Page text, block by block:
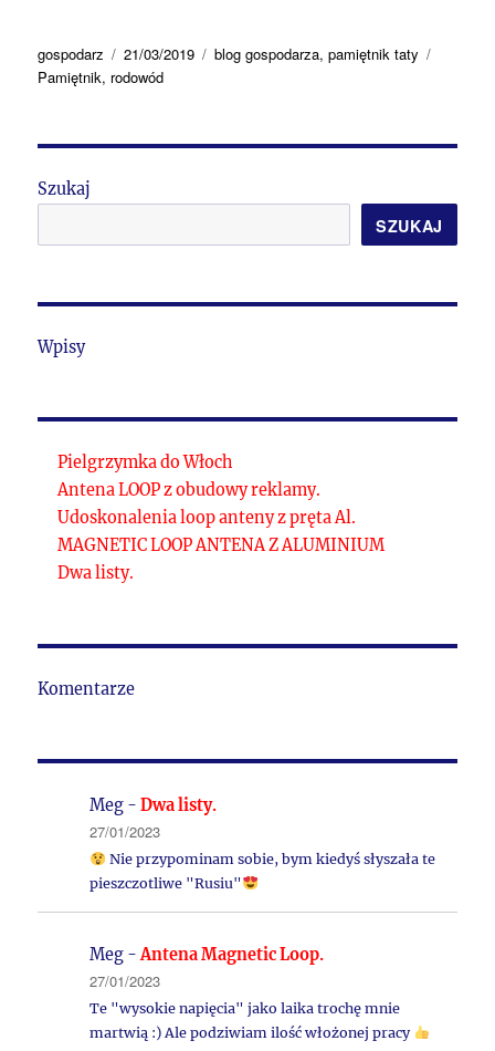
Autor
gospodarz
Data
publikacji
21/03/2019 Kategorie
blog gospodarza,pamiętnik taty
Pamiętnik, rodowód
Szukaj
SZUKAJ
Wpisy
Pielgrzymka do Włoch
Antena LOOP z obudowy reklamy.
Udoskonalenia loop anteny z pręta Al.
MAGNETIC LOOP ANTENA Z ALUMINIUM
Dwa listy.
Komentarze
Meg -Dwa listy.
27/01/2023
Nie przypominam sobie, bym kiedyś słyszała te
pieszczotliwe "Rusiu"
Meg -Antena Magnetic Loop.
27/01/2023
Te "wysokie napięcia" jako laika trochę mnie
martwią :) Ale podziwiam ilość włożonej pracy